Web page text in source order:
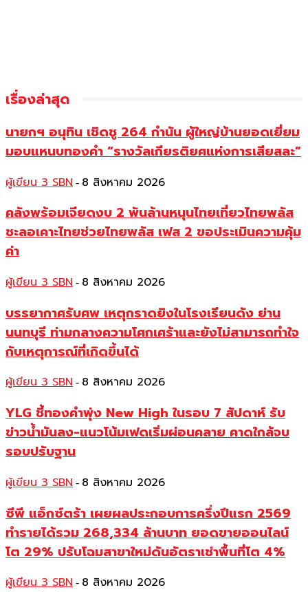
เรื่องล่าสุด
นายกฯ อนุทิน เชิดชู 264 กำนัน ผู้ใหญ่บ้านยอดเยี่ยม
มอบแหนบทองคำ “รางวัลเกียรติยศแห่งการเสียสละ”
ผู้เขียน 3 SBN - 8 สิงหาคม 2026
คลังพร้อมเจียดงบ 2 พันล้านหนุนไทยเที่ยวไทยพลัส
ชะลอเคาะไทยช่วยไทยพลัส เฟส 2 ขอประเมินความคุ้ม
ค่า
ผู้เขียน 3 SBN - 8 สิงหาคม 2026
บรรยากาศรับศพ เหตุกราดยิงในโรงเรียนดัง ย่าน
นนทบุรี ท่ามกลางความโศกเศร้าและยังไม่สามารถทำใจ
กับเหตุการณ์ที่เกิดขึ้นได้
ผู้เขียน 3 SBN - 8 สิงหาคม 2026
YLG ชี้ทองคำพุ่ง New High ในรอบ 7 สัปดาห์ รับ
ข่าวน้ำมันลง-แนวโน้มเฟดเริ่มผ่อนคลาย คาดใกล้จบ
รอบปรับฐาน
ผู้เขียน 3 SBN - 8 สิงหาคม 2026
ซีพี แอ็กซ์ตร้า เผยผลประกอบการครึ่งปีแรก 2569
ทำรายได้รวม 268,334 ล้านบาท ยอดขายออนไลน์
โต 29% ปรับโฉมสาขาใหม่ดันอัตราเช่าพื้นที่โต 4%
ผู้เขียน 3 SBN - 8 สิงหาคม 2026